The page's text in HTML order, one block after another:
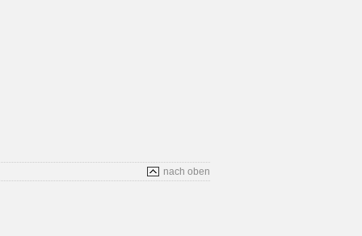
nach oben